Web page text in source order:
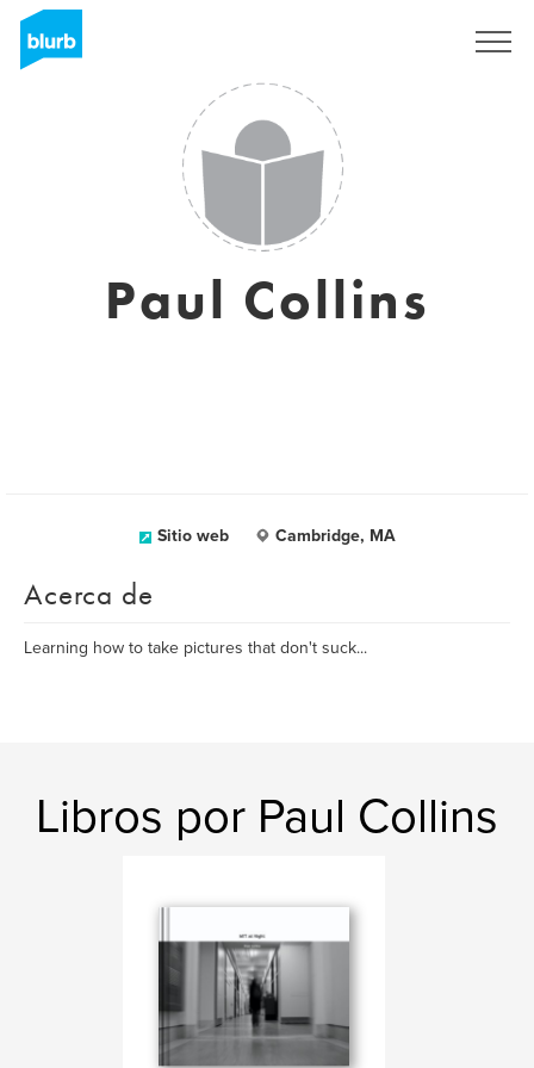
Paul Collins
Sitio web Cambridge, MA
Acerca de
Learning how to take pictures that don't suck...
Libros por Paul Collins